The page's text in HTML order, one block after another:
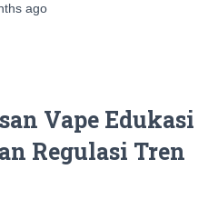
ago
Vape Edukasi
Regulasi Tren